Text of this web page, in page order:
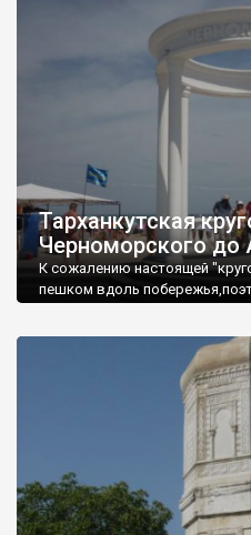
Тарханкутская
Черноморского до
К сожалению настоящей
пешком вдоль